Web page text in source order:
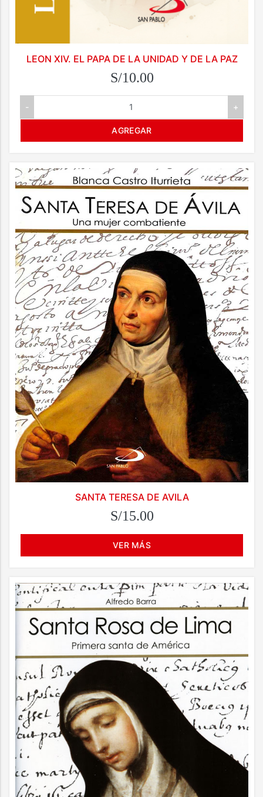
LEON XIV. EL PAPA DE LA UNIDAD Y DE LA PAZ
S/10.00
- +
AGREGAR
SANTA TERESA DE AVILA
S/15.00
VER MÁS